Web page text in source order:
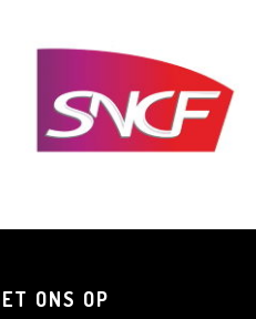
ONS OP